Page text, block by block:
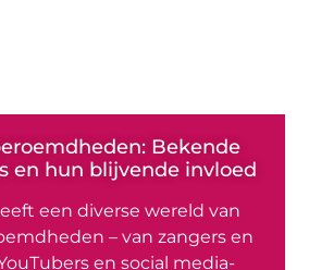
Bekende
en hun blijvende invloed
een diverse wereld van
– van zangers en
en social media-